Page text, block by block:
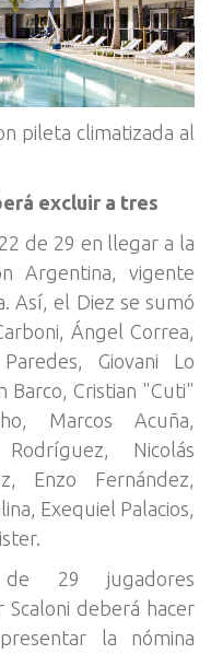
pileta climatizada al
excluir a tres
de 29 en llegar a la
Argentina, vigente
Así, el Diez se sumó
Ángel Correa,
Giovani Lo
Barco, Cristian "Cuti"
Marcos Acuña,
Nicolás
Enzo Fernández,
Exequiel Palacios,
29 jugadores
deberá hacer
la nómina